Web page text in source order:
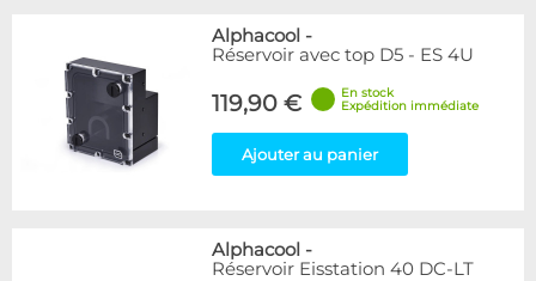
Alphacool -
Réservoir avec top D5 - ES 4U
119,90 €
En stock
Expédition immédiate
Ajouter au panier
Alphacool -
Réservoir Eisstation 40 DC-LT